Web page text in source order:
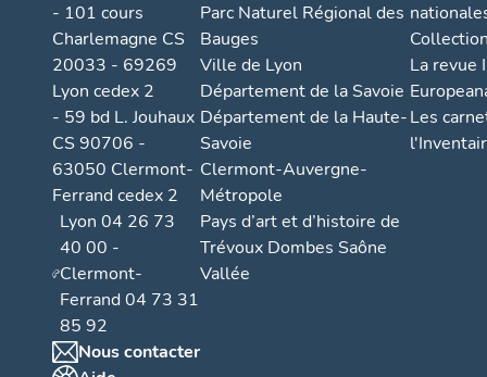
- 101 cours
Charlemagne CS
20033 - 69269
Lyon cedex 2
- 59 bd L. Jouhaux
CS 90706 -
63050 Clermont-
Ferrand cedex 2
Lyon 04 26 73
40 00 -
Clermont-
Ferrand 04 73 31
85 92
Nous contacter
Parc Naturel Régional des
Bauges
Ville de Lyon
Département de la Savoie
Département de la Haute-
Savoie
Clermont-Auvergne-
Métropole
Pays d’art et d’histoire de
Trévoux Dombes Saône
Vallée
La revue
Les